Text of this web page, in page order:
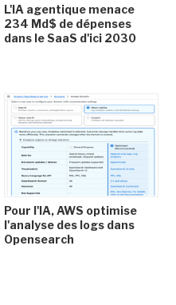
L'IA agentique menace
234 Md$ de dépenses
dans le SaaS d'ici 2030
Pour l'IA, AWS optimise
l'analyse des logs dans
Opensearch